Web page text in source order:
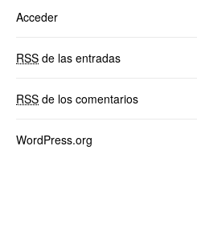
Acceder
RSS de las entradas
RSS de los comentarios
WordPress.org